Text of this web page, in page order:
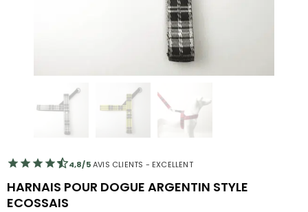
4,8/5AVIS CLIENTS - EXCELLENT
HARNAIS POUR DOGUE ARGENTIN STYLE
ECOSSAIS